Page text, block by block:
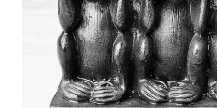
Топ-10 мест для отдыха в
Шымкенте